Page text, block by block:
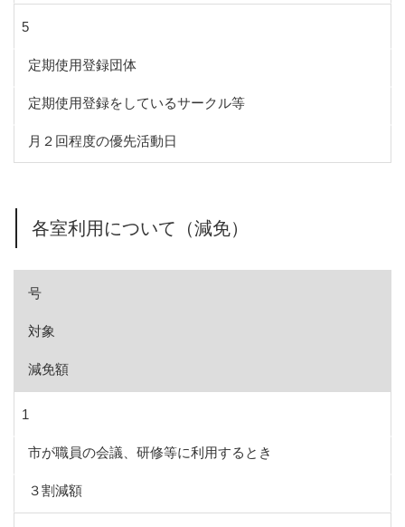
5
定期使用登録団体
定期使用登録をしているサークル等
月２回程度の優先活動日
各室利用について（減免）
号
対象
減免額
1
市が職員の会議、研修等に利用するとき
３割減額